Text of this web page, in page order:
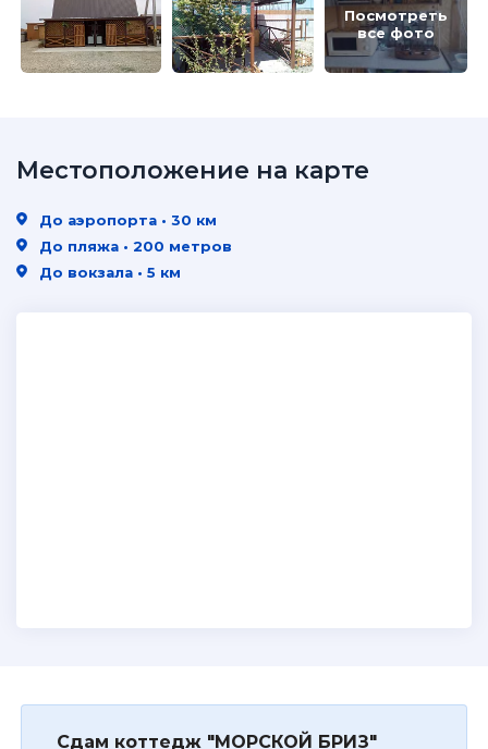
Посмотреть
все фото
Сдам коттедж "МОРСКОЙ БРИЗ"
Местоположение на карте
До аэропорта • 30 км
До пляжа • 200 метров
До вокзала • 5 км